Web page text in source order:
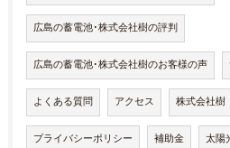
広島の蓄電池･株式会社樹の評判
広島の蓄電池･株式会社樹のお客様の声
よくある質問 アクセス 株式会社樹
プライバシーポリシー 補助金 太陽